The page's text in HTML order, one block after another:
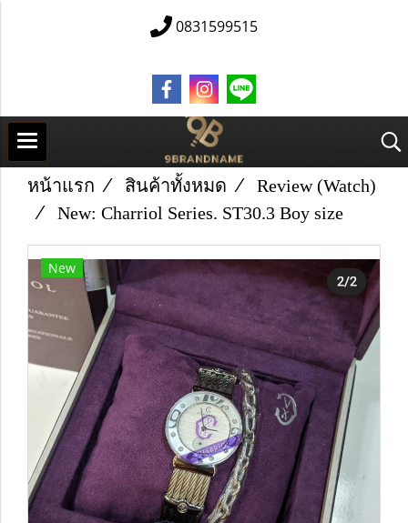
0831599515
หน้าแรก สินค้าทั้งหมด
Review (Watch)
New: Charriol Series. ST30.3 Boy size
New